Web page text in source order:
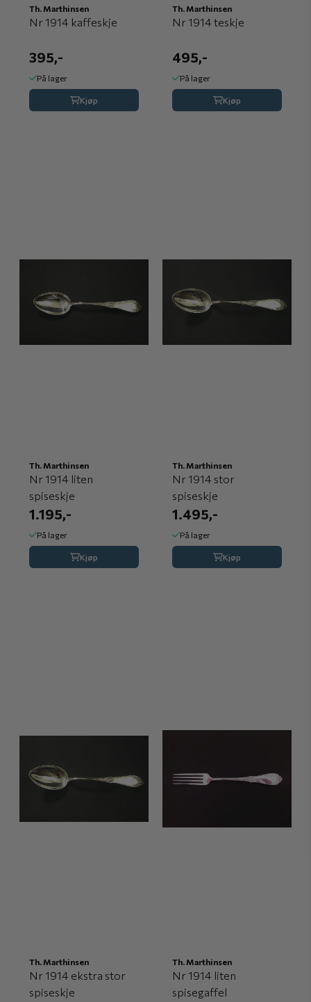
Th. Marthinsen
Nr 1914 kaffeskje
395,-
På lager
Kjøp
Th. Marthinsen
Nr 1914 teskje
495,-
På lager
Kjøp
Th. Marthinsen
Nr 1914 liten
spiseskje
1.195,-
På lager
Kjøp
Th. Marthinsen
Nr 1914 stor
spiseskje
1.495,-
På lager
Kjøp
Th. Marthinsen
Nr 1914 ekstra stor
spiseskje
Th. Marthinsen
Nr 1914 liten
spisegaffel